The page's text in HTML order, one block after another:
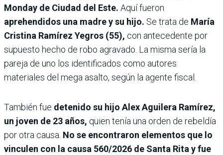
Monday de Ciudad del Este. Aquí fueron
aprehendidos una madre y su hijo. Se trata de María
Cristina Ramírez Yegros (55), con antecedente por
supuesto hecho de robo agravado. La misma sería la
pareja de uno los identificados como autores
materiales del mega asalto, según la agente fiscal.
También fue detenido su hijo Alex Aguilera Ramírez,
un joven de 23 años, quien tenía una orden de rebeldía
por otra causa. No se encontraron elementos que lo
vinculen con la causa 560/2026 de Santa Rita y fue